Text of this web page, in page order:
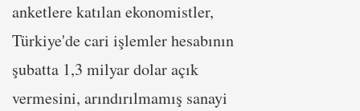
anketlere katılan ekonomistler,
Türkiye'de cari işlemler hesabının
şubatta 1,3 milyar dolar açık
vermesini, arındırılmamış sanayi